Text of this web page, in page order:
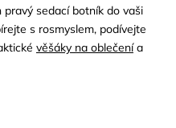
sedací botník do vaši
s rosmyslem, podívejte
věšáky na oblečenía